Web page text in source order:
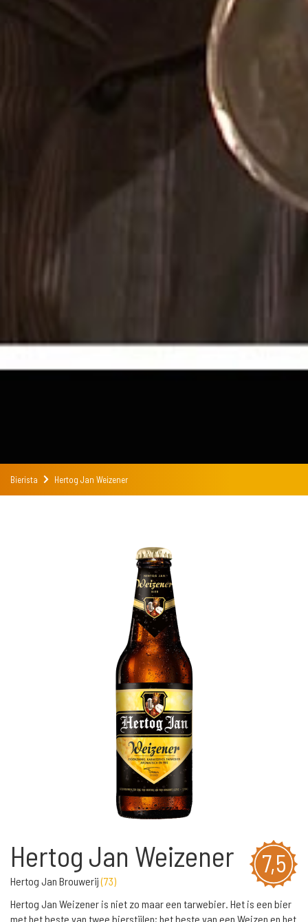
Bierista Hertog Jan Weizener
7,5
Hertog Jan Weizener
Hertog Jan Brouwerij(73)
Hertog Jan Weizener is niet zo maar een tarwebier. Het is een bier
met het beste van twee bierstijlen; het beste van een Weizen en het